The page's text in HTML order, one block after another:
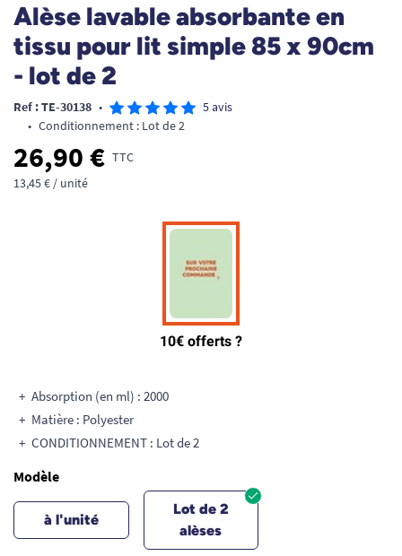
Alèse lavable absorbante en
tissu pour lit simple 85 x 90cm
- lot de 2
Ref : TE-30138 •
5 avis
• Conditionnement : Lot de 2
26,90 € TTC
13,45 € / unité
Absorption (en ml) : 2000
Matière : Polyester
CONDITIONNEMENT : Lot de 2
Modèle
à l'unité
Lot de 2
alèses